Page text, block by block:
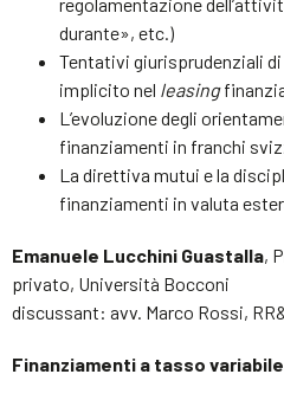
durante», etc.)
Tentativi giurisprudenziali
implicito nel leasing
L’evoluzione degli
finanziamenti in franchi
La direttiva mutui e la
finanziamenti in valuta
Emanuele Lucchini Guastalla,
privato, Università Bocconi
discussant: avv. Marco Rossi,
Finanziamenti a tasso